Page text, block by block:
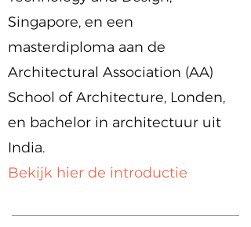
Singapore, en een
masterdiploma aan de
Architectural Association (AA)
School of Architecture, Londen,
en bachelor in architectuur uit
India.
Bekijk hier de introductie